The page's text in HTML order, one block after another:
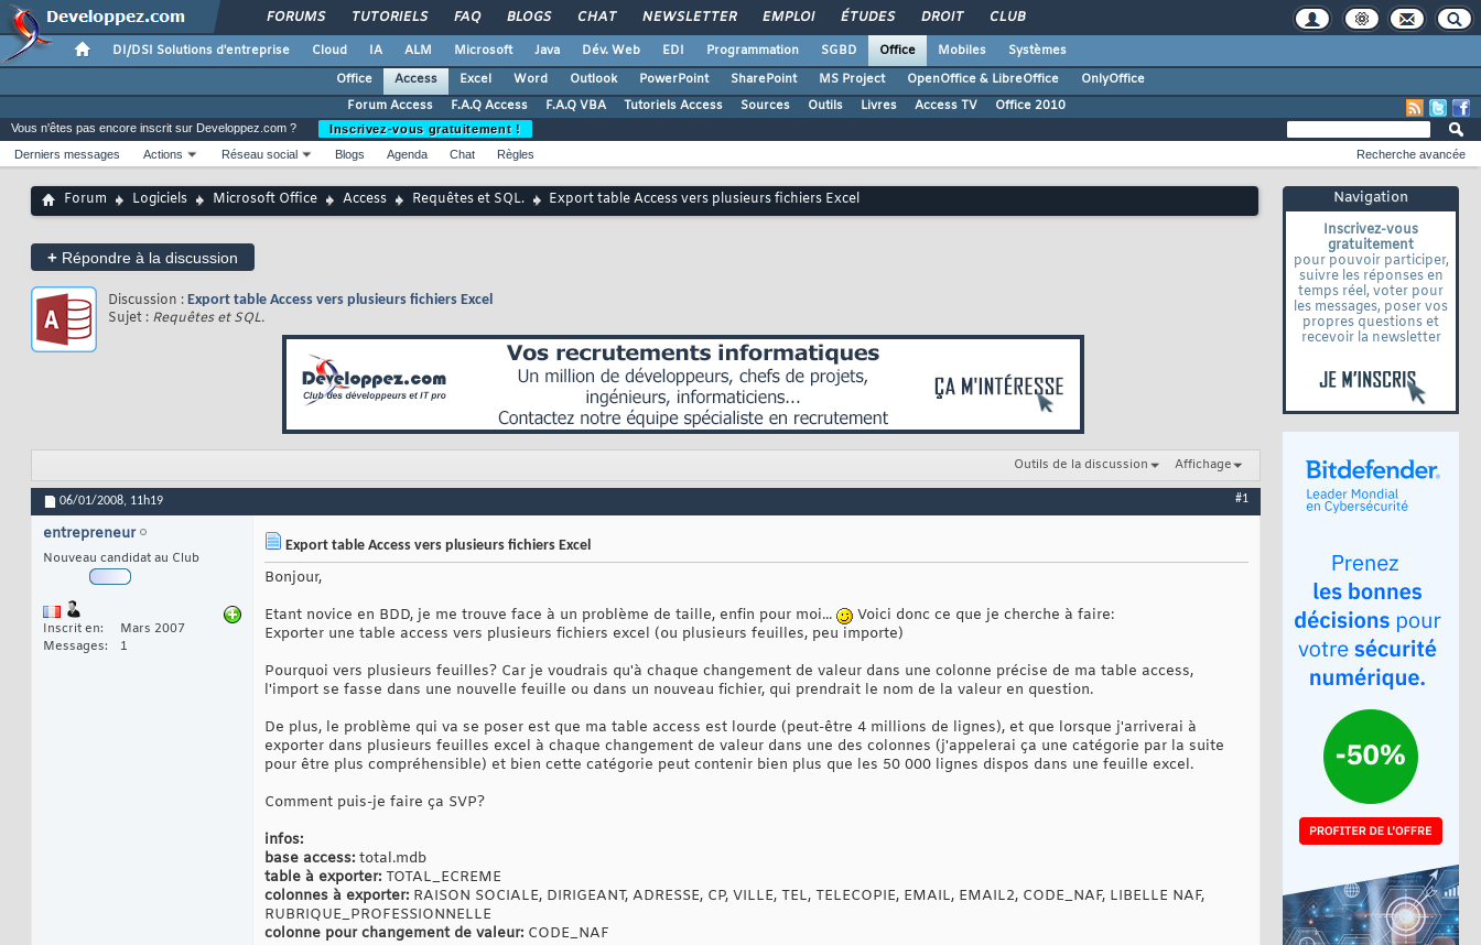
FORUMS TUTORIELS FAQ BLOGS CHAT NEWSLETTER EMPLOI ÉTUDES DROIT CLUB
DI/DSI Solutions d'entreprise Cloud IA ALM Microsoft Java Dév. Web EDI Programmation SGBD Office Mobiles
Systèmes
Office
Access Excel Word Outlook PowerPoint SharePoint MS Project OpenOffice & LibreOffice
OnlyOffice
Forum Access
F.A.Q Access F.A.Q VBA Tutoriels Access Sources Outils Livres Access TV Office 2010
Navigation
Inscrivez-vous
gratuitement
pour pouvoir participer,
suivre les réponses en
temps réel, voter pour
les messages, poser vos
propres questions et
recevoir la newsletter
Vous n'êtes pas encore inscrit sur Developpez.com ?
Inscrivez-vous gratuitement !
Derniers messages
Actions Réseau social Blogs Agenda Chat Règles Recherche avancée
Forum Logiciels Microsoft Office Access Requêtes et SQL. Export table Access vers plusieurs fichiers Excel
+ Répondre à la discussion
Discussion : Export table Access vers plusieurs fichiers Excel
Sujet : Requêtes et SQL.
Outils de la discussion Affichage
06/01/2008, 11h19 #1
entrepreneur
Nouveau candidat au Club
Inscrit en
Mars 2007
Messages
1
Export table Access vers plusieurs fichiers Excel
Bonjour,
Etant novice en BDD, je me trouve face à un problème de taille, enfin pour moi...
Voici donc ce que je cherche à faire:
Exporter une table access vers plusieurs fichiers excel (ou plusieurs feuilles, peu importe)
Pourquoi vers plusieurs feuilles? Car je voudrais qu'à chaque changement de valeur dans une colonne précise de ma table access,
l'import se fasse dans une nouvelle feuille ou dans un nouveau fichier, qui prendrait le nom de la valeur en question.
De plus, le problème qui va se poser est que ma table access est lourde (peut-être 4 millions de lignes), et que lorsque j'arriverai à
exporter dans plusieurs feuilles excel à chaque changement de valeur dans une des colonnes (j'appelerai ça une catégorie par la suite
pour être plus compréhensible) et bien cette catégorie peut contenir bien plus que les 50 000 lignes dispos dans une feuille excel.
Comment puis-je faire ça SVP?
infos:
base access: total.mdb
table à exporter: TOTAL_ECREME
colonnes à exporter: RAISON SOCIALE, DIRIGEANT, ADRESSE, CP, VILLE, TEL, TELECOPIE, EMAIL, EMAIL2, CODE_NAF, LIBELLE NAF,
RUBRIQUE_PROFESSIONNELLE
colonne pour changement de valeur: CODE_NAF